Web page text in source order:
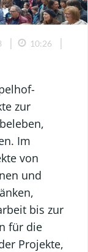
| 10:26 |
zur
Im
von
und
bis zur
für die
Projekte,